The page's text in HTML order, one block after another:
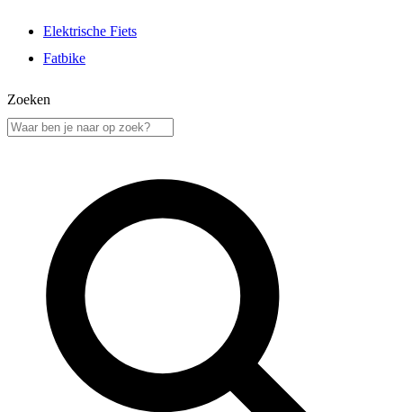
Elektrische Fiets
Fatbike
Zoeken